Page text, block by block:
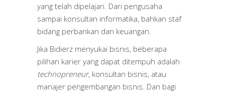
yang telah dipelajari. Dari pengusaha
sampai konsultan informatika, bahkan staf
bidang perbankan dan keuangan.
Jika Bidierz menyukai bisnis, beberapa
pilihan karier yang dapat ditempuh adalah
technopreneur, konsultan bisnis, atau
manajer pengembangan bisnis. Dan bagi